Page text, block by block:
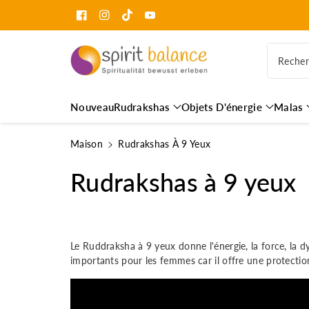
e
FacebookInstagramTikTokYouTube
NouveauRudrakshas Objets D'énergie Malas
Maison Rudrakshas À 9 Yeux
C
l
l
Rudrakshas à 9 yeux
Le Ruddraksha à 9 yeux donne l'énergie, la force, la
importants pour les femmes car il offre une